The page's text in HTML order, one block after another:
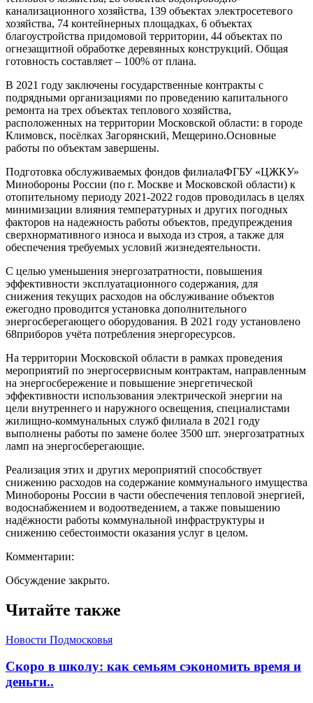
канализационного хозяйства, 139 объектах электросетевого
хозяйства, 74 контейнерных площадках, 6 объектах
благоустройства придомовой территории, 44 объектах по
огнезащитной обработке деревянных конструкций. Общая
готовность составляет – 100% от плана.
В 2021 году заключены государственные контракты с
подрядными организациями по проведению капитального
ремонта на трех объектах теплового хозяйства,
расположенных на территории Московской области: в городе
Климовск, посёлках Загорянский, Мещерино.Основные
работы по объектам завершены.
Подготовка обслуживаемых фондов филиалаФГБУ «ЦЖКУ»
Минобороны России (по г. Москве и Московской области) к
отопительному периоду 2021-2022 годов проводилась в целях
минимизации влияния температурных и других погодных
факторов на надежность работы объектов, предупреждения
сверхнормативного износа и выхода из строя, а также для
обеспечения требуемых условий жизнедеятельности.
С целью уменьшения энергозатратности, повышения
эффективности эксплуатационного содержания, для
снижения текущих расходов на обслуживание объектов
ежегодно проводится установка дополнительного
энергосберегающего оборудования. В 2021 году установлено
68приборов учёта потребления энергоресурсов.
На территории Московской области в рамках проведения
мероприятий по энергосервисным контрактам, направленным
на энергосбережение и повышение энергетической
эффективности использования электрической энергии на
цели внутреннего и наружного освещения, специалистами
жилищно-коммунальных служб филиала в 2021 году
выполнены работы по замене более 3500 шт. энергозатратных
ламп на энергосберегающие.
Реализация этих и других мероприятий способствует
снижению расходов на содержание коммунального имущества
Минобороны России в части обеспечения тепловой энергией,
водоснабжением и водоотведением, а также повышению
надёжности работы коммунальной инфраструктуры и
снижению себестоимости оказания услуг в целом.
Комментарии:
Обсуждение закрыто.
Читайте также
Новости Подмосковья
Скоро в школу: как семьям сэкономить время и
деньги..